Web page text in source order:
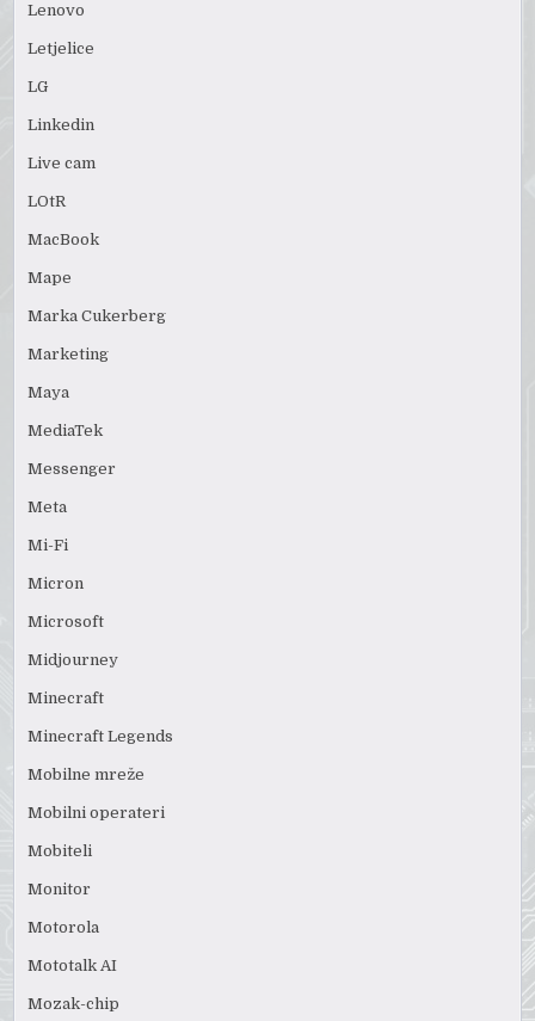
Lenovo
Letjelice
LG
Linkedin
Live cam
LOtR
MacBook
Mape
Marka Cukerberg
Marketing
Maya
MediaTek
Messenger
Meta
Mi-Fi
Micron
Microsoft
Midjourney
Minecraft
Minecraft Legends
Mobilne mreže
Mobilni operateri
Mobiteli
Monitor
Motorola
Mototalk AI
Mozak-chip